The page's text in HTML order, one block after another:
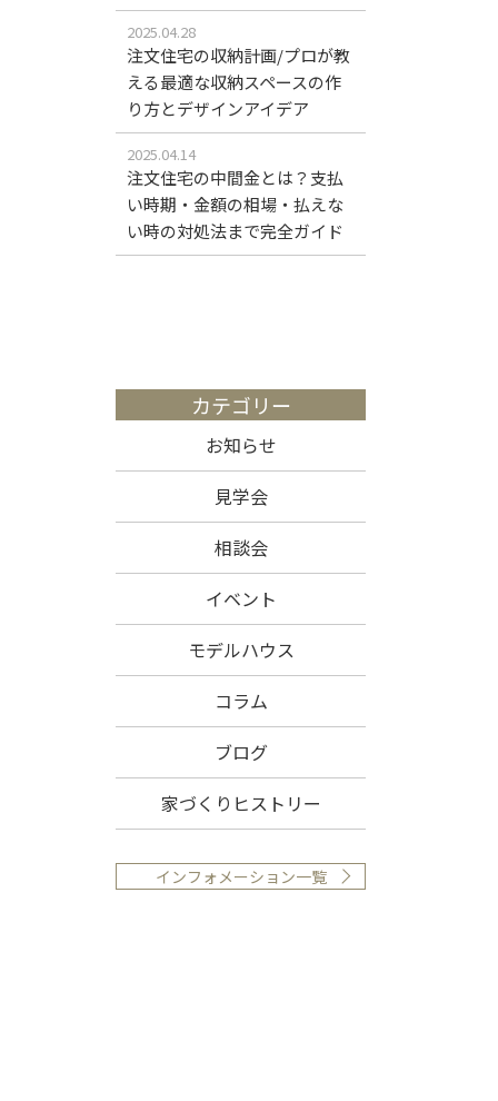
2025.04.28
注文住宅の収納計画/プロが教
える最適な収納スペースの作
り方とデザインアイデア
2025.04.14
注文住宅の中間金とは？支払
い時期・金額の相場・払えな
い時の対処法まで完全ガイド
カテゴリー
お知らせ
見学会
相談会
イベント
モデルハウス
コラム
ブログ
家づくりヒストリー
インフォメーション一覧